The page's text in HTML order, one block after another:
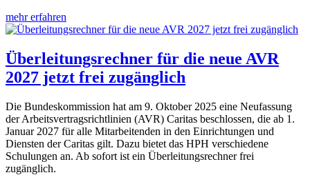
mehr erfahren
Überleitungsrechner für die neue AVR
2027 jetzt frei zugänglich
Die Bundeskommission hat am 9. Oktober 2025 eine Neufassung
der Arbeitsvertragsrichtlinien (AVR) Caritas beschlossen, die ab 1.
Januar 2027 für alle Mitarbeitenden in den Einrichtungen und
Diensten der Caritas gilt. Dazu bietet das HPH verschiedene
Schulungen an. Ab sofort ist ein Überleitungsrechner frei
zugänglich.